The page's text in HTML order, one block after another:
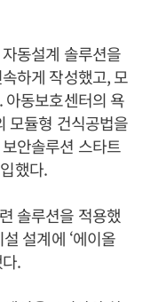
동설계 솔루션을
하게 작성했고, 모
아동보호센터의 욕
모듈형 건식공법을
안솔루션 스타트
했다.
솔루션을 적용했
설계에 ‘에이올
.